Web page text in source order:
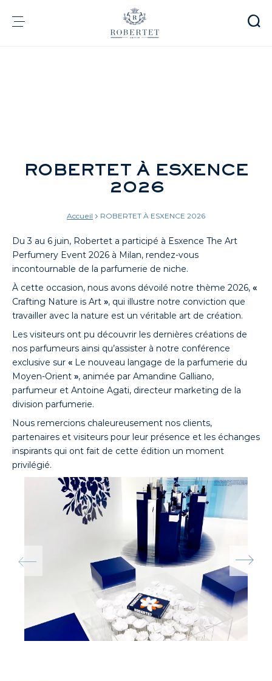
Informations financières
e-Robertet
ROBERTET À ESXENCE
2026
Accueil ROBERTET À ESXENCE 2026
Du 3 au 6 juin, Robertet a participé à Esxence The Art
Perfumery Event 2026 à Milan, rendez-vous
incontournable de la parfumerie de niche.
À cette occasion, nous avons dévoilé notre thème 2026, «
Crafting Nature is Art », qui illustre notre conviction que
travailler avec la nature est un véritable art de création.
Les visiteurs ont pu découvrir les dernières créations de
nos parfumeurs ainsi qu’assister à notre conférence
exclusive sur « Le nouveau langage de la parfumerie du
Moyen-Orient », animée par Amandine Galliano,
parfumeur et Antoine Agati, directeur marketing de la
division parfumerie.
Nous remercions chaleureusement nos clients,
partenaires et visiteurs pour leur présence et les échanges
inspirants qui ont fait de cette édition un moment
privilégié.
Panneau de gestion des cookies